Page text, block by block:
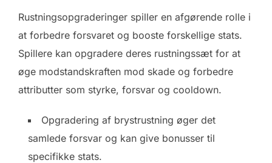
Rustningsopgraderinger spiller en afgørende rolle i
at forbedre forsvaret og booste forskellige stats.
Spillere kan opgradere deres rustningssæt for at
øge modstandskraften mod skade og forbedre
attributter som styrke, forsvar og cooldown.
Opgradering af brystrustning øger det
samlede forsvar og kan give bonusser til
specifikke stats.